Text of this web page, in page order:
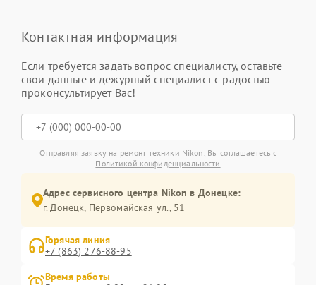
Контактная информация
Если требуется задать вопрос специалисту, оставьте
свои данные и дежурный специалист с радостью
проконсультирует Вас!
Отправляя заявку на ремонт техники Nikon, Вы соглашаетесь с
Политикой конфиденциальности
Адрес сервисного центра Nikon в Донецке:
г. Донецк, Первомайская ул., 51
Горячая линия
+7 (863) 276-88-95
Время работы